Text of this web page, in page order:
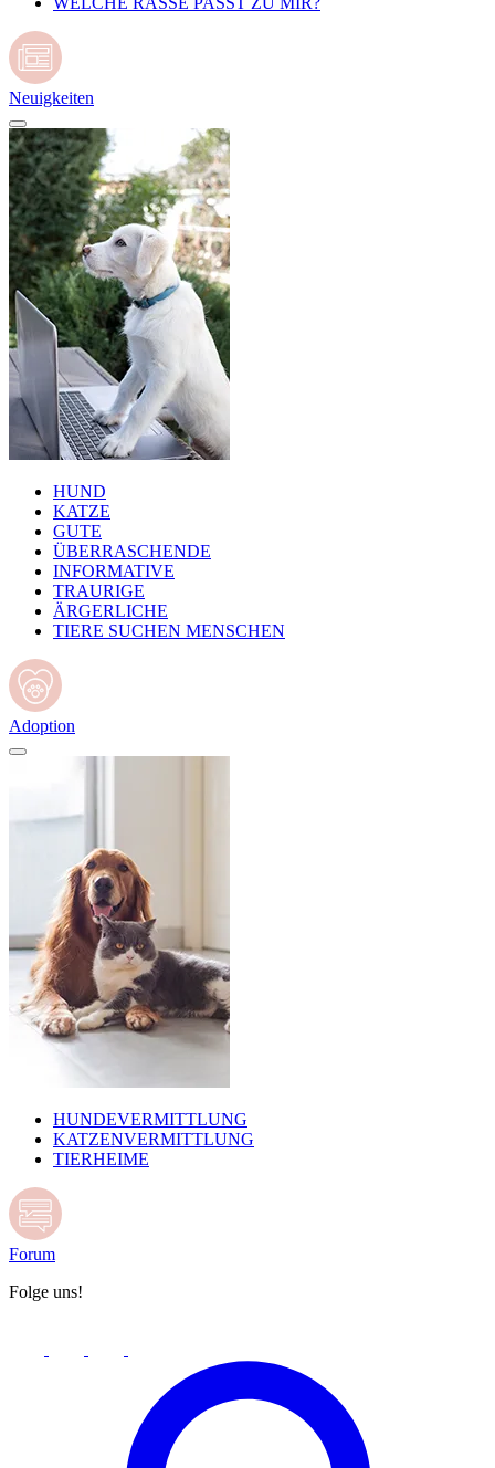
Neuigkeiten
HUND
KATZE
GUTE
ÜBERRASCHENDE
INFORMATIVE
TRAURIGE
ÄRGERLICHE
TIERE SUCHEN MENSCHEN
Adoption
HUNDEVERMITTLUNG
KATZENVERMITTLUNG
TIERHEIME
Forum
Folge uns!